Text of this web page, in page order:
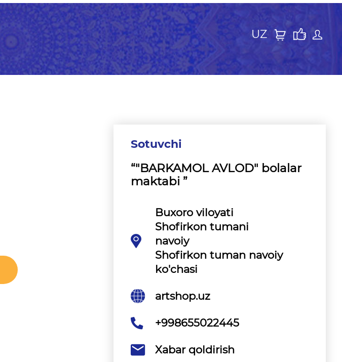
UZ
Sotuvchi
“"BARKAMOL AVLOD" bolalar
maktabi ”
Buxoro viloyati
Shofirkon tumani
navoiy
Shofirkon tuman navoiy
ko'chasi
artshop.uz
+998655022445
Xabar qoldirish